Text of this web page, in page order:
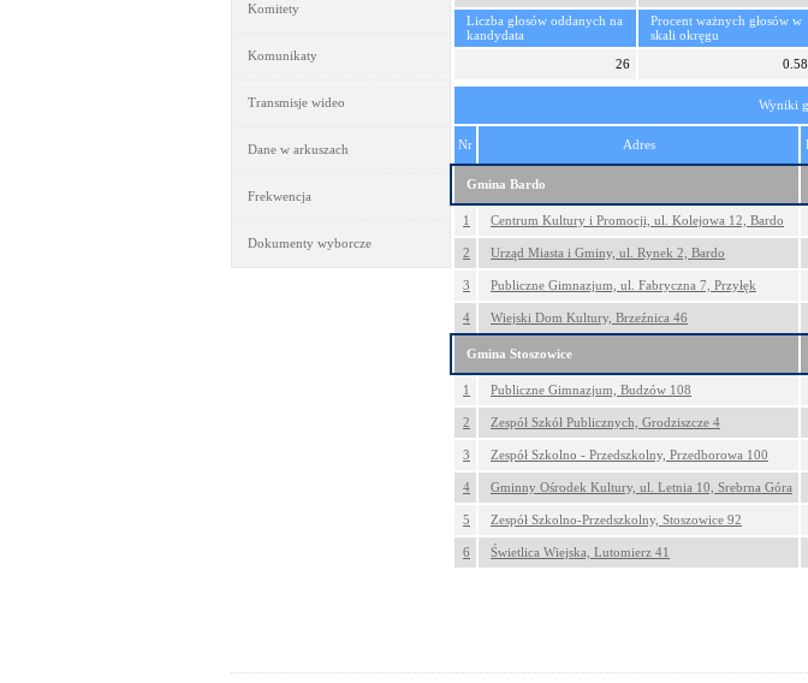
Komitety
Komunikaty
Transmisje wideo
Dane w arkuszach
Frekwencja
Dokumenty wyborcze
Liczba głosów oddanych na
kandydata
Procent ważnych głosów w
skali okręgu
26
Wyniki
Nr Adres
Gmina Bardo
1 Centrum Kultury i Promocji, ul. Kolejowa 12, Bardo
2 Urząd Miasta i Gminy, ul. Rynek 2, Bardo
3 Publiczne Gimnazjum, ul. Fabryczna 7, Przyłęk
4 Wiejski Dom Kultury, Brzeźnica 46
Gmina Stoszowice
1 Publiczne Gimnazjum, Budzów 108
2 Zespół Szkół Publicznych, Grodziszcze 4
3 Zespół Szkolno - Przedszkolny, Przedborowa 100
4 Gminny Ośrodek Kultury, ul. Letnia 10, Srebrna Góra
5 Zespół Szkolno-Przedszkolny, Stoszowice 92
6 Świetlica Wiejska, Lutomierz 41